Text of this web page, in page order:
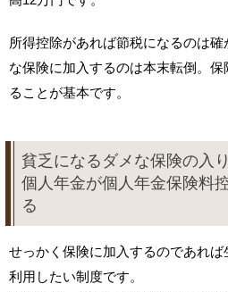
所得控除があれば節税になるのは
な保険に加入するのは本末転倒。
ることが基本です。
貧乏になるダメな保険の入
個人年金が個人年金保険料
る
せっかく保険に加入するのであれ
利用したい制度です。